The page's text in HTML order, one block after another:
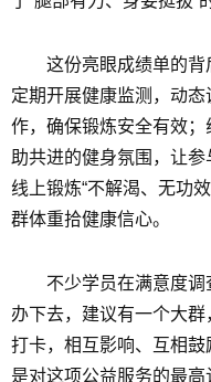
这份亮眼成绩单的背
定期开展健康监测，动
作，确保锻炼安全有效
助共进的健身氛围，让
线上锻炼“不解渴、无功
群体重拾健康信心。
不少学员在满意度
办下去，建议有一个大
打卡，相互影响、互相
是对这项公益服务的最高